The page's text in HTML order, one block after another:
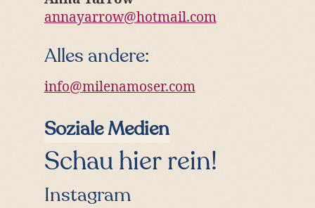
annayarrow@hotmail.com
Alles andere:
info@milenamoser.com
Soziale Medien
Schau hier rein!
Instagram